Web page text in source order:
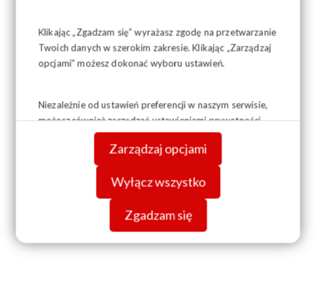
Klikając „Zgadzam się” wyrażasz zgodę na przetwarzanie
Twoich danych w szerokim zakresie. Klikając „Zarządzaj
opcjami” możesz dokonać wyboru ustawień.
Niezależnie od ustawień preferencji w naszym serwisie,
możesz również zarządzać ustawieniami prywatności
swojej przeglądarki. Więcej informacji o przetwarzaniu
danych znajdziesz wPolityce prywatności.
Zarządzaj opcjami
Wyłącz wszystko
Zgadzam się